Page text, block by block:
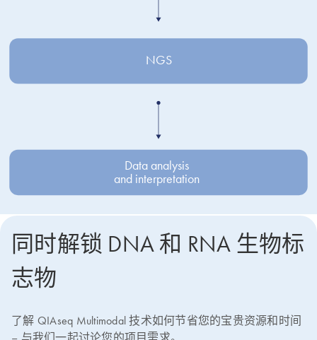
Data analysis
and interpretation
NGS
同时解锁 DNA 和 RNA 生物标
志物
了解 QIAseq Multimodal 技术如何节省您的宝贵资源和时间